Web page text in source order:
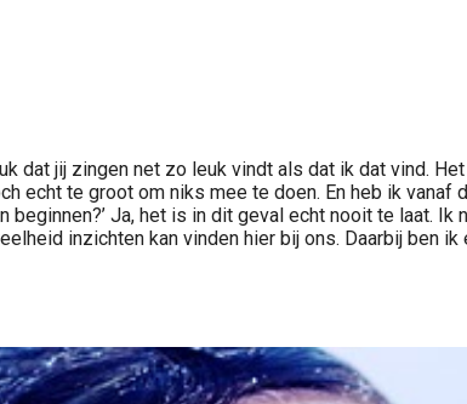
dat jij zingen net zo leuk vindt als dat ik dat vind.
echt te groot om niks mee te doen. En heb ik
beginnen?’ Ja, het is in dit geval echt nooit te laat.
inzichten kan vinden hier bij ons. Daarbij